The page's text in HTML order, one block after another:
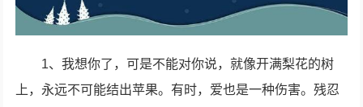
1、我想你了，可是不能对你说，就像开满梨花的树
上，永远不可能结出苹果。有时，爱也是一种伤害。残忍